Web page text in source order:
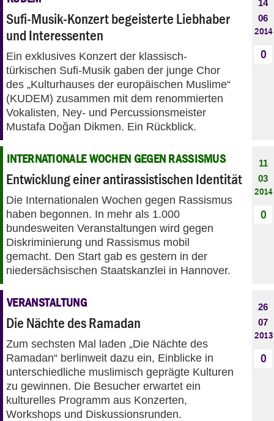
Sufi-Musik-Konzert begeisterte Liebhaber
und Interessenten
Ein exklusives Konzert der klassisch-
türkischen Sufi-Musik gaben der junge Chor
des „Kulturhauses der europäischen Muslime“
(KUDEM) zusammen mit dem renommierten
Vokalisten, Ney- und Percussionsmeister
Mustafa Doğan Dikmen. Ein Rückblick.
14
06
2014
0
INTERNATIONALE WOCHEN GEGEN RASSISMUS
Entwicklung einer antirassistischen Identität
Die Internationalen Wochen gegen Rassismus
haben begonnen. In mehr als 1.000
bundesweiten Veranstaltungen wird gegen
Diskriminierung und Rassismus mobil
gemacht. Den Start gab es gestern in der
niedersächsischen Staatskanzlei in Hannover.
11
03
2014
0
VERANSTALTUNG
Die Nächte des Ramadan
Zum sechsten Mal laden „Die Nächte des
Ramadan“ berlinweit dazu ein, Einblicke in
unterschiedliche muslimisch geprägte Kulturen
zu gewinnen. Die Besucher erwartet ein
kulturelles Programm aus Konzerten,
Workshops und Diskussionsrunden.
26
07
2013
0